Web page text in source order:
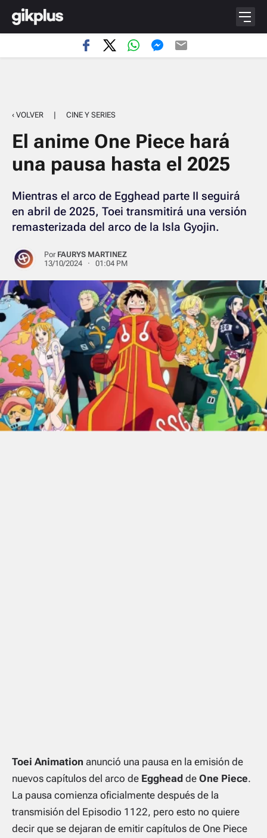
‹ VOLVER | CINE Y SERIES
El anime One Piece hará
una pausa hasta el 2025
Mientras el arco de Egghead parte II seguirá
en abril de 2025, Toei transmitirá una versión
remasterizada del arco de la Isla Gyojin.
Por FAURYS MARTINEZ
13/10/2024 · 01:04 PM
Toei Animation anunció una pausa en la emisión de
nuevos capítulos del arco de Egghead de One Piece.
La pausa comienza oficialmente después de la
transmisión del Episodio 1122, pero esto no quiere
decir que se dejaran de emitir capítulos de One Piece